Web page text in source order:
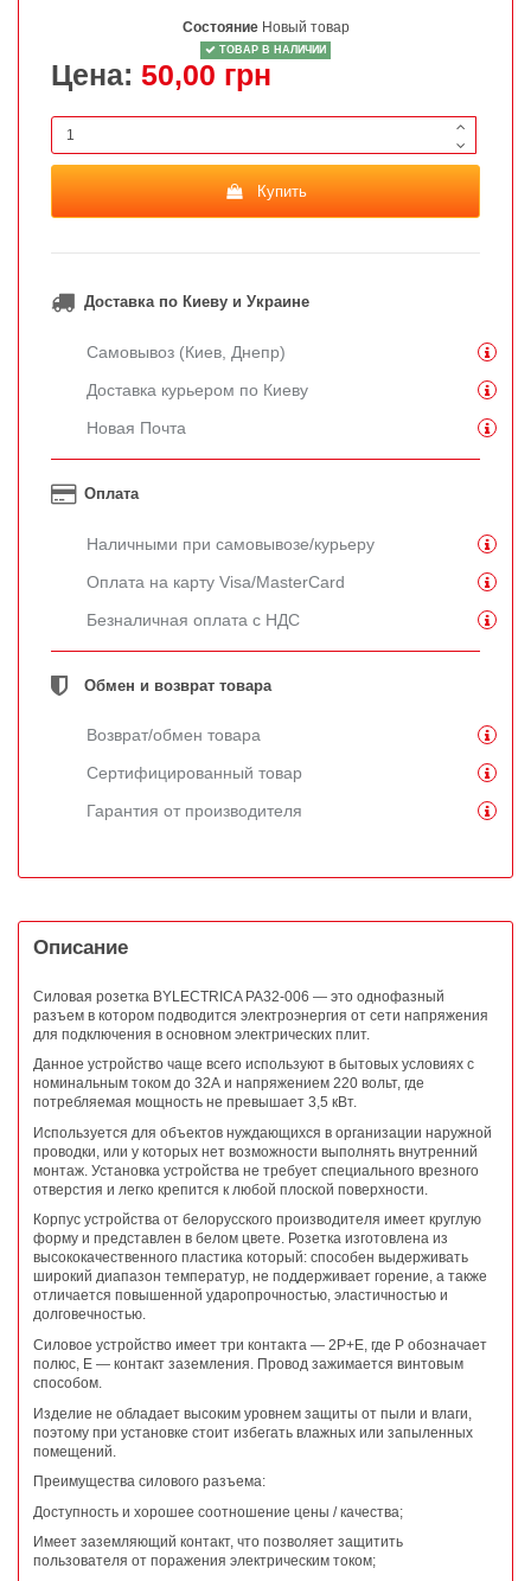
Состояние Новый товар
ТОВАР В НАЛИЧИИ
Цена: 50,00 грн
Купить
Доставка по Киеву и Украине
Самовывоз (Киев, Днепр)
Доставка курьером по Киеву
Новая Почта
Оплата
Наличными при самовывозе/курьеру
Оплата на карту Visa/MasterCard
Безналичная оплата с НДС
Обмен и возврат товара
Возврат/обмен товара
Сертифицированный товар
Гарантия от производителя
Описание
Силовая розетка BYLECTRICA РА32-006 — это однофазный
разъем в котором подводится электроэнергия от сети напряжения
для подключения в основном электрических плит.
Данное устройство чаще всего используют в бытовых условиях с
номинальным током до 32А и напряжением 220 вольт, где
потребляемая мощность не превышает 3,5 кВт.
Используется для объектов нуждающихся в организации наружной
проводки, или у которых нет возможности выполнять внутренний
монтаж. Установка устройства не требует специального врезного
отверстия и легко крепится к любой плоской поверхности.
Корпус устройства от белорусского производителя имеет круглую
форму и представлен в белом цвете. Розетка изготовлена из
высококачественного пластика который: способен выдерживать
широкий диапазон температур, не поддерживает горение, а также
отличается повышенной ударопрочностью, эластичностью и
долговечностью.
Силовое устройство имеет три контакта — 2Р+Е, где P обозначает
полюс, E — контакт заземления. Провод зажимается винтовым
способом.
Изделие не обладает высоким уровнем защиты от пыли и влаги,
поэтому при установке стоит избегать влажных или запыленных
помещений.
Преимущества силового разъема:
Доступность и хорошее соотношение цены / качества;
Имеет заземляющий контакт, что позволяет защитить
пользователя от поражения электрическим током;